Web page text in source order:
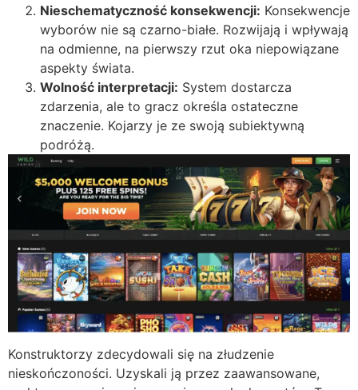
Nieschematyczność konsekwencji: Konsekwencje
wyborów nie są czarno-białe. Rozwijają i wpływają
na odmienne, na pierwszy rzut oka niepowiązane
aspekty świata.
Wolność interpretacji: System dostarcza
zdarzenia, ale to gracz określa ostateczne
znaczenie. Kojarzy je ze swoją subiektywną
podróżą.
Konstruktorzy zdecydowali się na złudzenie
nieskończoności. Uzyskali ją przez zaawansowane,